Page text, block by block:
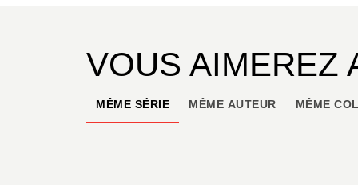
VOUS AIMEREZ
MÊME SÉRIE MÊME AUTEUR MÊME